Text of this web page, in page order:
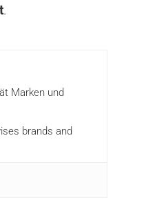
.
Marken und
brands and